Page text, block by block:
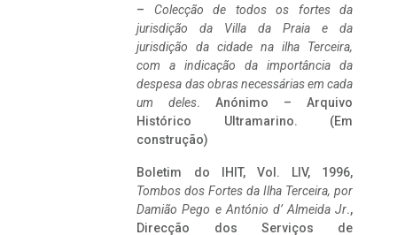
– Colecção de todos os fortes da
jurisdição da Villa da Praia e da
jurisdição da cidade na ilha Terceira,
com a indicação da importância da
despesa das obras necessárias em cada
um deles. Anónimo – Arquivo
Histórico Ultramarino. (Em
construção)
Boletim do IHIT, Vol. LIV, 1996,
Tombos dos Fortes da Ilha Terceira, por
Damião Pego e António d’ Almeida Jr.,
Direcção dos Serviços de